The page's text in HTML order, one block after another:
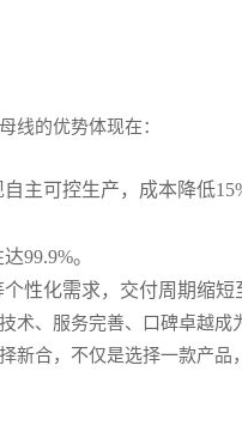
线的优势体现在：
主可控生产，成本降低
99.9%。
性化需求，交付周期缩短
术、服务完善、口碑卓越
新合，不仅是选择一款产品